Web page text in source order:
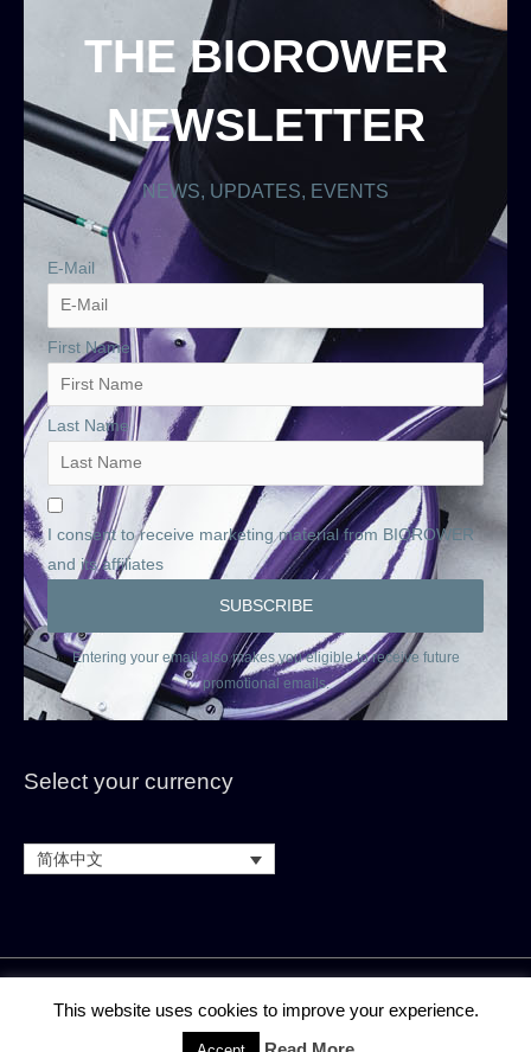
THE BIOROWER
NEWSLETTER
NEWS, UPDATES, EVENTS
E-Mail
First Name
Last Name
I consent to receive marketing material from BIOROWER
and its affiliates
Entering your email also makes you eligible to receive future
promotional emails.
Select your currency
简体中文
版本说明 联系方式
条款和条件
租赁和 “以租代购 “条款和条件
This website uses cookies to improve your experience.